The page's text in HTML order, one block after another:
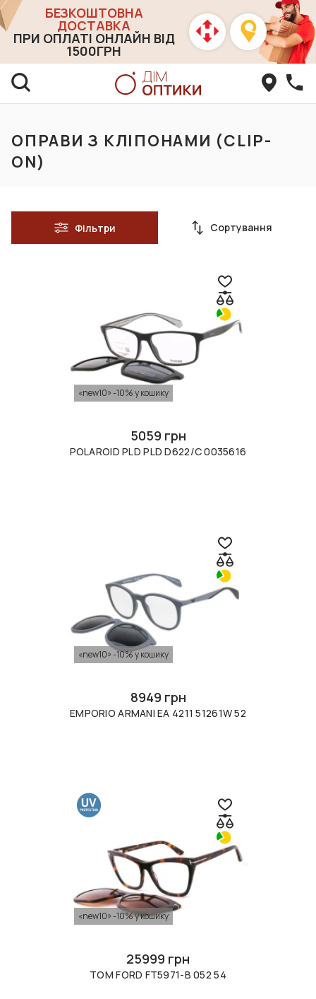
БЕЗКОШТОВНА
ДОСТАВКА
ПРИ ОПЛАТІ ОНЛАЙН ВІД
1500ГРН
ОПРАВИ З КЛІПОНАМИ (CLIP-
ON)
Фільтри Сортування
«new10» -10% у кошику
5059 грн
POLAROID PLD PLD D622/C 0035616
«new10» -10% у кошику
8949 грн
EMPORIO ARMANI EA 4211 51261W 52
«new10» -10% у кошику
25999 грн
TOM FORD FT5971-B 052 54